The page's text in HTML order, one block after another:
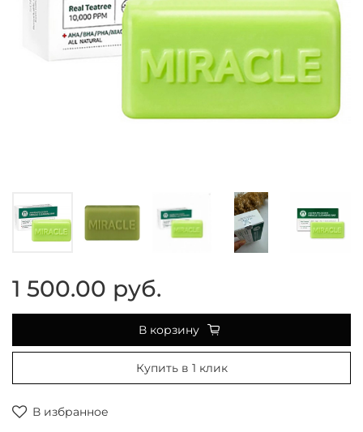
В избранное
1 500.00 руб.
В корзину
Купить в 1 клик